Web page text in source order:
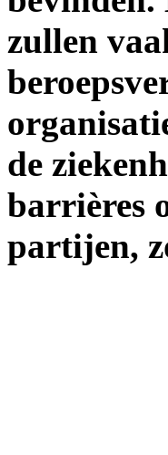
zullen
de
barrières
partijen,